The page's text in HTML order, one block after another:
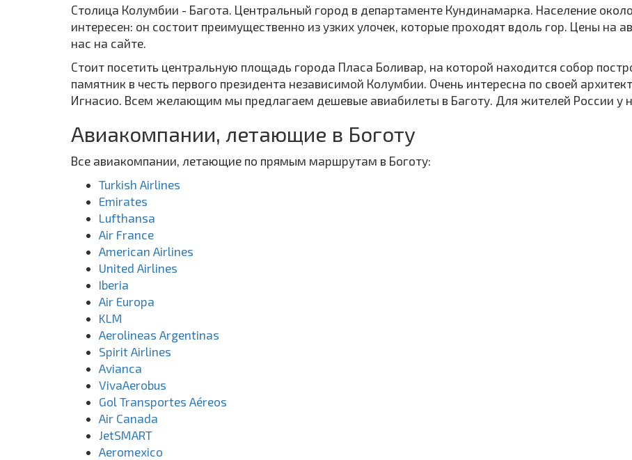
Столица Колумбии - Багота. Центральный город в департаменте Кундинамарка. Население
интересен: он состоит преимущественно из узких улочек, которые проходят вдоль гор. Цены на
нас на сайте.
Стоит посетить центральную площадь города Пласа Боливар, на которой находится собор
памятник в честь первого президента независимой Колумбии. Очень интересна по своей
Игнасио. Всем желающим мы предлагаем дешевые авиабилеты в Баготу. Для жителей России у
Авиакомпании, летающие в Боготу
Все авиакомпании, летающие по прямым маршрутам в Боготу:
Turkish Airlines
Emirates
Lufthansa
Air France
American Airlines
United Airlines
Iberia
Air Europa
KLM
Aerolineas Argentinas
Spirit Airlines
Avianca
VivaAerobus
Gol Transportes Aéreos
Air Canada
JetSMART
Aeromexico